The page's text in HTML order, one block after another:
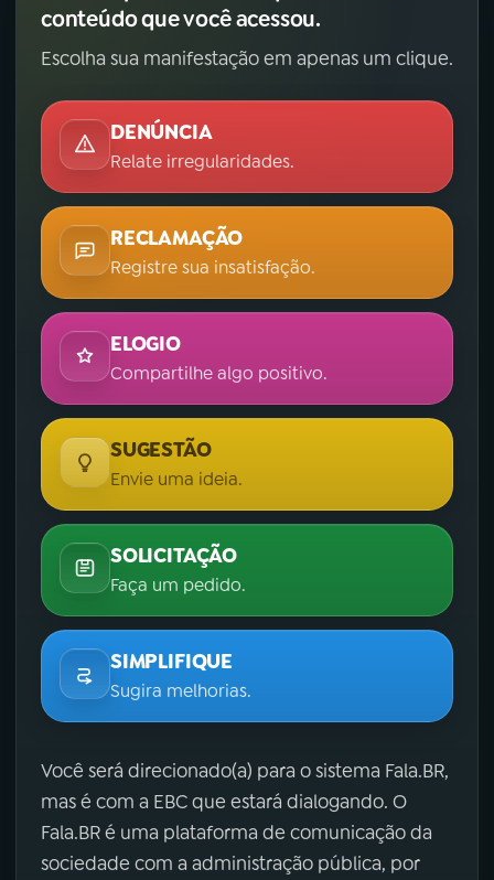
conteúdo que você acessou.
Escolha sua manifestação em apenas um clique.
DENÚNCIA
Relate irregularidades.
RECLAMAÇÃO
Registre sua insatisfação.
ELOGIO
Compartilhe algo positivo.
SUGESTÃO
Envie uma ideia.
SOLICITAÇÃO
Faça um pedido.
SIMPLIFIQUE
Sugira melhorias.
Você será direcionado(a) para o sistema Fala.BR,
mas é com a EBC que estará dialogando. O
Fala.BR é uma plataforma de comunicação da
sociedade com a administração pública, por